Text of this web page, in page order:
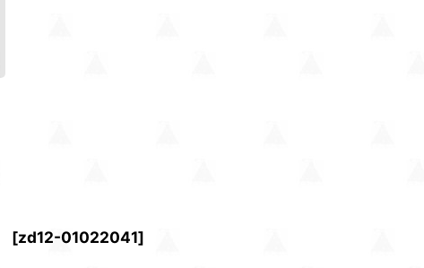
[zd12-01022041]